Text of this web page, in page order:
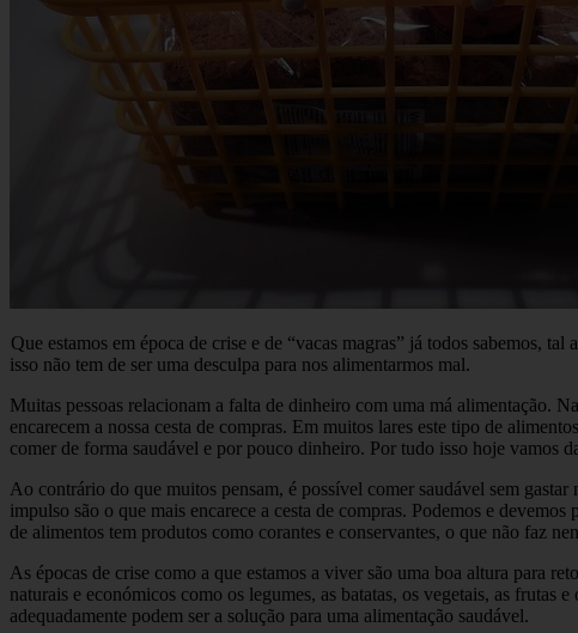
Que estamos em época de crise e de “vacas magras” já todos sabemos,
isso não tem de ser uma desculpa para nos alimentarmos mal.
Muitas pessoas relacionam a falta de dinheiro com uma má alimentação.
encarecem a nossa cesta de compras. Em muitos lares este tipo de
comer de forma saudável e por pouco dinheiro. Por tudo isso hoje vamos
Ao contrário do que muitos pensam, é possível comer saudável sem
impulso são o que mais encarece a cesta de compras. Podemos e
de alimentos tem produtos como corantes e conservantes, o que não faz
As épocas de crise como a que estamos a viver são uma boa altura para
naturais e económicos como os legumes, as batatas, os vegetais, as frutas
adequadamente podem ser a solução para uma alimentação saudável.